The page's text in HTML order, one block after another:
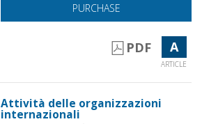
PURCHASE
PDF A
ARTICLE
Attività delle organizzazioni
internazionali